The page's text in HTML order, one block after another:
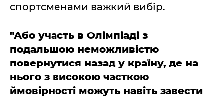
спортсменами важкий вибір.
"Або участь в Олімпіаді з
подальшою неможливістю
повернутися назад у країну, де на
нього з високою часткою
ймовірності можуть навіть завести